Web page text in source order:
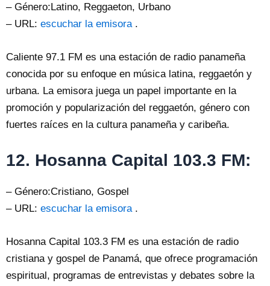
– Género:Latino, Reggaeton, Urbano
– URL: escuchar la emisora .
Caliente 97.1 FM es una estación de radio panameña
conocida por su enfoque en música latina, reggaetón y
urbana. La emisora ​​juega un papel importante en la
promoción y popularización del reggaetón, género con
fuertes raíces en la cultura panameña y caribeña.
12. Hosanna Capital 103.3 FM:
– Género:Cristiano, Gospel
– URL: escuchar la emisora.
Hosanna Capital 103.3 FM es una estación de radio
cristiana y gospel de Panamá, que ofrece programación
espiritual, programas de entrevistas y debates sobre la